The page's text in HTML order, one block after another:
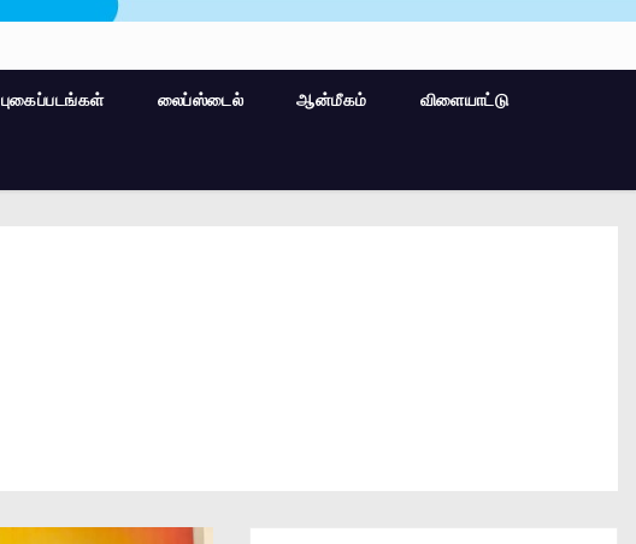
புகைப்படங்கள் லைப்ஸ்டைல் ஆன்மீகம் விளையாட்டு